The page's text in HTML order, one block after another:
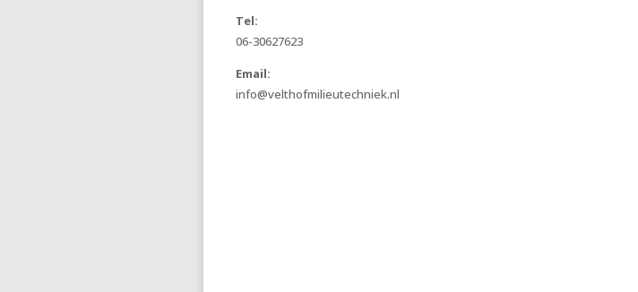
Tel:
06-30627623
Email:
info@velthofmilieutechniek.nl